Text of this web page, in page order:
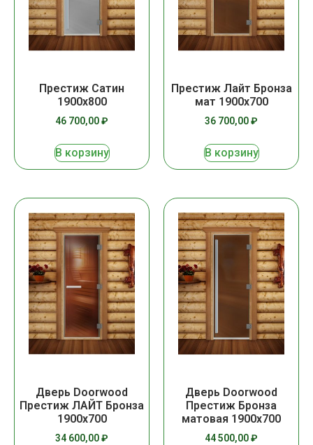
Престиж Сатин
1900х800
46 700,00₽
В корзину
Престиж Лайт Бронза
мат 1900х700
36 700,00₽
В корзину
Дверь Doorwood
Престиж ЛАЙТ Бронза
1900х700
34 600,00₽
Дверь Doorwood
Престиж Бронза
матовая 1900х700
44 500,00₽